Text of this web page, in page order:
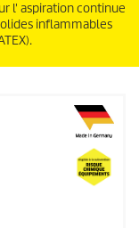
l' aspiration continue
inflammables